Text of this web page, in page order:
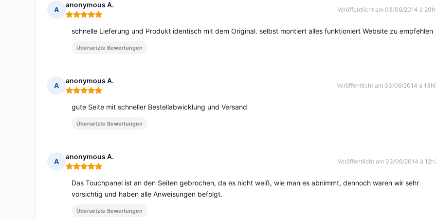
A
anonymous A.
Hinweis: 5 von 5
Veröffentlicht am 03/06/2014 à
schnelle Lieferung und Produkt identisch mit dem Original. selbst montiert alles funktioniert Website zu empfehlen
Übersetzte Bewertungen
A
anonymous A.
Hinweis: 5 von 5
Veröffentlicht am 03/06/2014 à
gute Seite mit schneller Bestellabwicklung und Versand
Übersetzte Bewertungen
A
anonymous A.
Hinweis: 5 von 5
Veröffentlicht am 03/06/2014 à
Das Touchpanel ist an den Seiten gebrochen, da es nicht weiß, wie man es abnimmt, dennoch waren wir sehr
vorsichtig und haben alle Anweisungen befolgt.
Übersetzte Bewertungen